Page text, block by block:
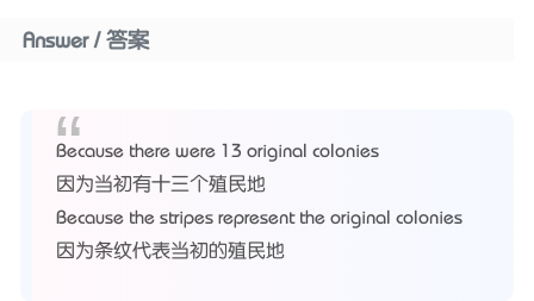
Answer / 答案
Because there were 13 original colonies
因为当初有十三个殖民地
Because the stripes represent the original colonies
因为条纹代表当初的殖民地